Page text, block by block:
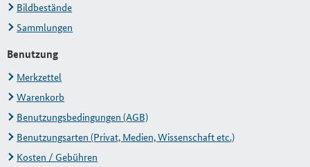
Bildbestände
Sammlungen
Benutzung
Merkzettel
Warenkorb
Benutzungsbedingungen (AGB)
Benutzungsarten (Privat, Medien, Wissenschaft etc.)
Kosten / Gebühren